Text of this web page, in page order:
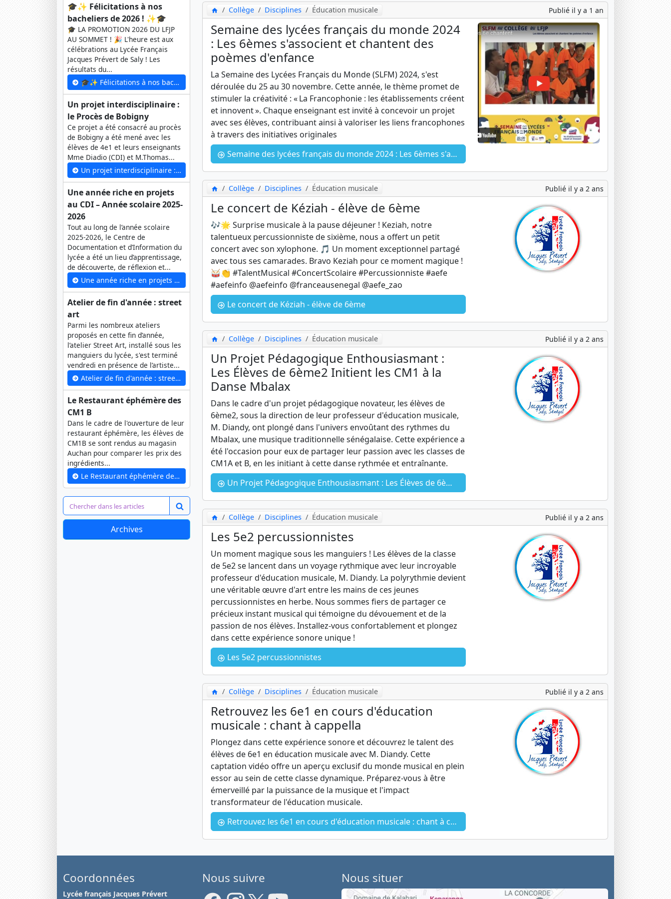
🎓✨ Félicitations à nos
bacheliers de 2026 ! ✨🎓
🎓 LA PROMOTION 2026 DU LFJP
AU SOMMET ! 🎉 L'heure est aux
célébrations au Lycée Français
Jacques Prévert de Saly ! Les
résultats du...
🎓✨ Félicitations à nos bacheliers de 2026 ! ✨🎓
Un projet interdisciplinaire :
le Procès de Bobigny
Ce projet a été consacré au procès
de Bobigny a été mené avec les
élèves de 4e1 et leurs enseignants
Mme Diadio (CDI) et M.Thomas...
Un projet interdisciplinaire : le Procès de Bobigny
Une année riche en projets
au CDI – Année scolaire 2025-
2026
Tout au long de l’année scolaire
2025-2026, le Centre de
Documentation et d’Information du
lycée a été un lieu d’apprentissage,
de découverte, de réflexion et...
Une année riche en projets au CDI – Année scolaire 2025-2026
Atelier de fin d'année : street
art
Parmi les nombreux ateliers
proposés en cette fin d’année,
l’atelier Street Art, installé sous les
manguiers du lycée, s'est terminé
vendredi en présence de l’artiste...
Atelier de fin d'année : street art
Le Restaurant éphémère des
CM1 B
Dans le cadre de l'ouverture de leur
restaurant éphémère, les élèves de
CM1B se sont rendus au magasin
Auchan pour comparer les prix des
ingrédients...
Le Restaurant éphémère des CM1 B
Archives
Collège Disciplines Éducation musicale Publié il y a 1 an
Semaine des lycées français du monde 2024
: Les 6èmes s'associent et chantent des
poèmes d'enfance
La Semaine des Lycées Français du Monde (SLFM) 2024, s'est
déroulée du 25 au 30 novembre. Cette année, le thème promet de
stimuler la créativité : « La Francophonie : les établissements créent
et innovent ». Chaque enseignant est invité à concevoir un projet
avec ses élèves, contribuant ainsi à valoriser les liens francophones
à travers des initiatives originales
Semaine des lycées français du monde 2024 : Les 6èmes s'associent et chantent des poèmes d'enfance
Collège Disciplines Éducation musicale Publié il y a 2 ans
Le concert de Kéziah - élève de 6ème
🎶🌟 Surprise musicale à la pause déjeuner ! Keziah, notre
talentueux percussionniste de sixième, nous a offert un petit
concert avec son xylophone. 🎵 Un moment exceptionnel partagé
avec tous ses camarades. Bravo Keziah pour ce moment magique !
🥁👏 #TalentMusical #ConcertScolaire #Percussionniste #aefe
#aefeinfo @aefeinfo @franceausenegal @aefe_zao
Le concert de Kéziah - élève de 6ème
Collège Disciplines Éducation musicale Publié il y a 2 ans
Un Projet Pédagogique Enthousiasmant :
Les Élèves de 6ème2 Initient les CM1 à la
Danse Mbalax
Dans le cadre d'un projet pédagogique novateur, les élèves de
6ème2, sous la direction de leur professeur d'éducation musicale,
M. Diandy, ont plongé dans l'univers envoûtant des rythmes du
Mbalax, une musique traditionnelle sénégalaise. Cette expérience a
été l'occasion pour eux de partager leur passion avec les classes de
CM1A et B, en les initiant à cette danse rythmée et entraînante.
Un Projet Pédagogique Enthousiasmant : Les Élèves de 6ème2 Initient les CM1 à la Danse Mbalax
Collège Disciplines Éducation musicale Publié il y a 2 ans
Les 5e2 percussionnistes
Un moment magique sous les manguiers ! Les élèves de la classe
de 5e2 se lancent dans un voyage rythmique avec leur incroyable
professeur d'éducation musicale, M. Diandy. La polyrythmie devient
une véritable œuvre d'art entre les mains de ces jeunes
percussionnistes en herbe. Nous sommes fiers de partager ce
précieux instant musical qui témoigne du dévouement et de la
passion de nos élèves. Installez-vous confortablement et plongez
dans cette expérience sonore unique !
Les 5e2 percussionnistes
Collège Disciplines Éducation musicale Publié il y a 2 ans
Retrouvez les 6e1 en cours d'éducation
musicale : chant à cappella
Plongez dans cette expérience sonore et découvrez le talent des
élèves de 6e1 en éducation musicale avec M. Diandy. Cette
captation vidéo offre un aperçu exclusif du monde musical en plein
essor au sein de cette classe dynamique. Préparez-vous à être
émerveillé par la puissance de la musique et l'impact
transformateur de l'éducation musicale.
Retrouvez les 6e1 en cours d'éducation musicale : chant à cappella
Coordonnées
Lycée français Jacques Prévert
Nous suivre Nous situer